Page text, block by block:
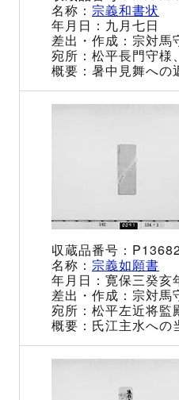
宗義和書状
九月七日
宗対馬
松平長門守様
暑中見舞への
宗義如願書
寛保三癸亥
宗対馬
松平左近将監
氏江主水への